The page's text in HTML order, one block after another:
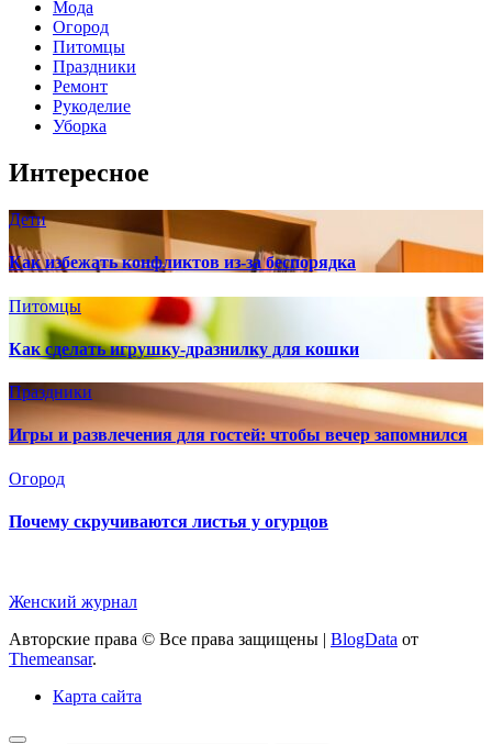
Мода
Огород
Питомцы
Праздники
Ремонт
Рукоделие
Уборка
Интересное
Дети
Как избежать конфликтов из-за беспорядка
Питомцы
Как сделать игрушку-дразнилку для кошки
Праздники
Игры и развлечения для гостей: чтобы вечер запомнился
Огород
Почему скручиваются листья у огурцов
Женский журнал
Авторские права © Все права защищены | BlogData от
Themeansar.
Карта сайта